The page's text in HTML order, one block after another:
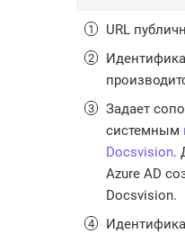
URL
Задает
системным
Docsvision.
Azure AD
Docsvision.